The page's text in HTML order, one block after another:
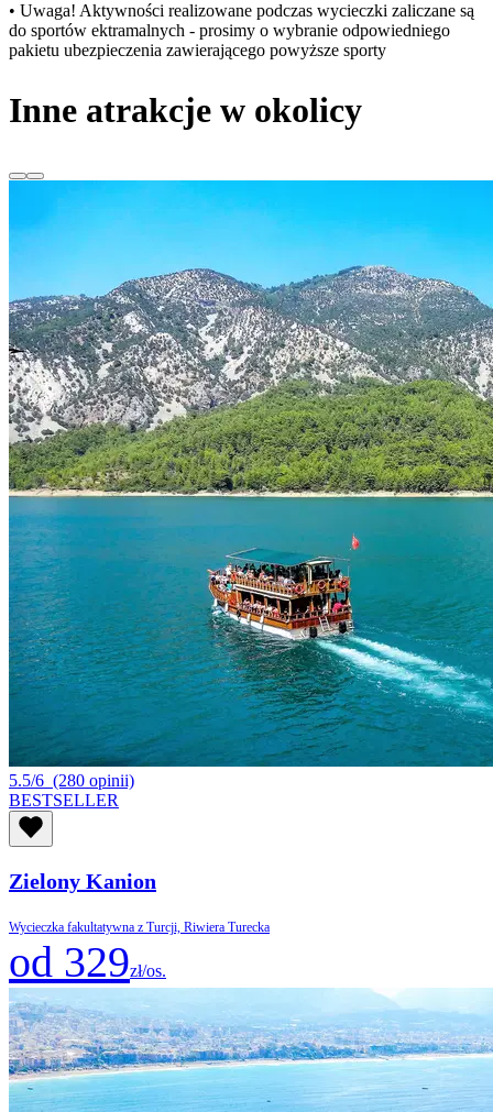
• Uwaga! Aktywności realizowane podczas wycieczki zaliczane są
do sportów ektramalnych - prosimy o wybranie odpowiedniego
pakietu ubezpieczenia zawierającego powyższe sporty
Inne atrakcje w okolicy
5.5/6 (280 opinii)
BESTSELLER
Zielony Kanion
Wycieczka fakultatywna z Turcji, Riwiera Turecka
od 329zł/os.